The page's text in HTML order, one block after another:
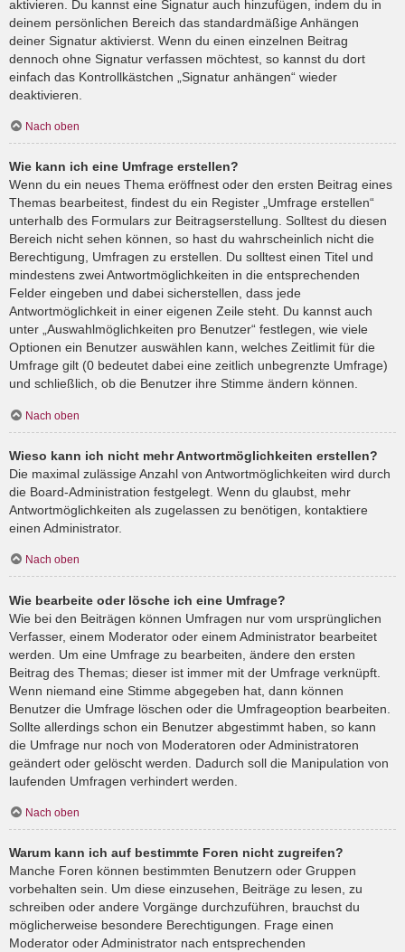
aktivieren. Du kannst eine Signatur auch hinzufügen, indem du in
deinem persönlichen Bereich das standardmäßige Anhängen
deiner Signatur aktivierst. Wenn du einen einzelnen Beitrag
dennoch ohne Signatur verfassen möchtest, so kannst du dort
einfach das Kontrollkästchen „Signatur anhängen“ wieder
deaktivieren.
Nach oben
Wie kann ich eine Umfrage erstellen?
Wenn du ein neues Thema eröffnest oder den ersten Beitrag eines
Themas bearbeitest, findest du ein Register „Umfrage erstellen“
unterhalb des Formulars zur Beitragserstellung. Solltest du diesen
Bereich nicht sehen können, so hast du wahrscheinlich nicht die
Berechtigung, Umfragen zu erstellen. Du solltest einen Titel und
mindestens zwei Antwortmöglichkeiten in die entsprechenden
Felder eingeben und dabei sicherstellen, dass jede
Antwortmöglichkeit in einer eigenen Zeile steht. Du kannst auch
unter „Auswahlmöglichkeiten pro Benutzer“ festlegen, wie viele
Optionen ein Benutzer auswählen kann, welches Zeitlimit für die
Umfrage gilt (0 bedeutet dabei eine zeitlich unbegrenzte Umfrage)
und schließlich, ob die Benutzer ihre Stimme ändern können.
Nach oben
Wieso kann ich nicht mehr Antwortmöglichkeiten erstellen?
Die maximal zulässige Anzahl von Antwortmöglichkeiten wird durch
die Board-Administration festgelegt. Wenn du glaubst, mehr
Antwortmöglichkeiten als zugelassen zu benötigen, kontaktiere
einen Administrator.
Nach oben
Wie bearbeite oder lösche ich eine Umfrage?
Wie bei den Beiträgen können Umfragen nur vom ursprünglichen
Verfasser, einem Moderator oder einem Administrator bearbeitet
werden. Um eine Umfrage zu bearbeiten, ändere den ersten
Beitrag des Themas; dieser ist immer mit der Umfrage verknüpft.
Wenn niemand eine Stimme abgegeben hat, dann können
Benutzer die Umfrage löschen oder die Umfrageoption bearbeiten.
Sollte allerdings schon ein Benutzer abgestimmt haben, so kann
die Umfrage nur noch von Moderatoren oder Administratoren
geändert oder gelöscht werden. Dadurch soll die Manipulation von
laufenden Umfragen verhindert werden.
Nach oben
Warum kann ich auf bestimmte Foren nicht zugreifen?
Manche Foren können bestimmten Benutzern oder Gruppen
vorbehalten sein. Um diese einzusehen, Beiträge zu lesen, zu
schreiben oder andere Vorgänge durchzuführen, brauchst du
möglicherweise besondere Berechtigungen. Frage einen
Moderator oder Administrator nach entsprechenden